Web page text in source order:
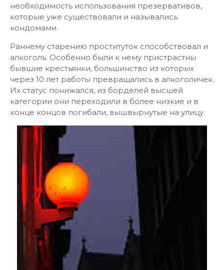
необходимость использования презервативов,
которые уже существовали и назывались
кондомами.
Раннему старению проституток способствовал и
алкоголь. Особенно были к нему пристрастны
бывшие крестьянки, большинство из которых
через 10 лет работы превращались в алкоголичек.
Их статус понижался, из борделей высшей
категории они переходили в более низкие и в
конце концов погибали, вышвырнутые на улицу.